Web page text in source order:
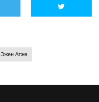
Эжен Атже